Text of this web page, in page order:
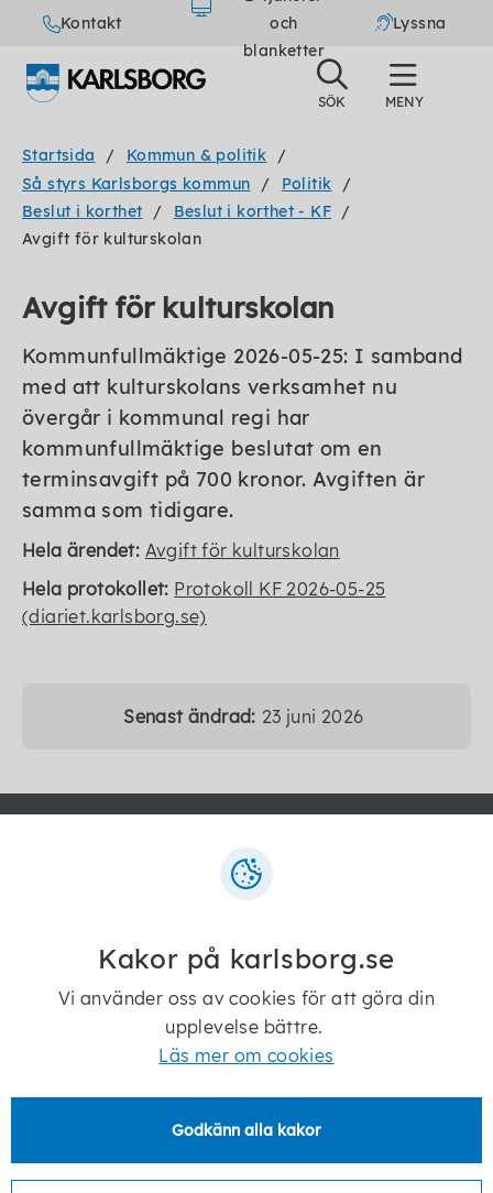
Kontakt
och
blanketter
Lyssna
Startsida
Kommun & politik
Så styrs Karlsborgs kommun
Politik
Beslut i korthet
Beslut i korthet - KF
Avgift för kulturskolan
Avgift för kulturskolan
Kommunfullmäktige 2026-05-25: I samband
med att kulturskolans verksamhet nu
övergår i kommunal regi har
kommunfullmäktige beslutat om en
terminsavgift på 700 kronor. Avgiften är
samma som tidigare.
Hela ärendet: Avgift för kulturskolan
Hela protokollet: Protokoll KF 2026-05-25
(diariet.karlsborg.se)
Senast ändrad: 23 juni 2026
kommun@karlsborg.se
Postadress:
Karlsborgs kommun
546 82 Karlsborg
Karlsborgs kommun
546 30 Karlsborg
Kakor på karlsborg.se
Vi använder oss av cookies för att göra din
upplevelse bättre.
Läs mer om cookies
Godkänn alla kakor